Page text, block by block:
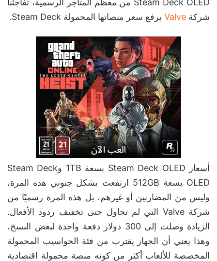
Steam Deck OLED من معظم المتاجر الرسمية، تفاجئنا
شركة Valve برفع سعر منصاتها المحمولة Steam Deck.
أسعار Steam Deck OLED بسعة 1TB وSteam Deck
OLED بسعة 512GB ارتفعت بشكل جنوني هذه المرة،
وليس من المضاربين أو غيرهم، بل هذه المرة رسميًا من
شركة Valve التي لم تحاول حتى تخفيف ردود الأفعال.
الزيادة وصلت إلى 300 دولار دفعة واحدة لبعض النسخ،
وهذا يعني أن الجهاز يقترب من فئة الحواسيب المحمولة
المخصصة للألعاب أكثر من كونه منصة محمولة اقتصادية